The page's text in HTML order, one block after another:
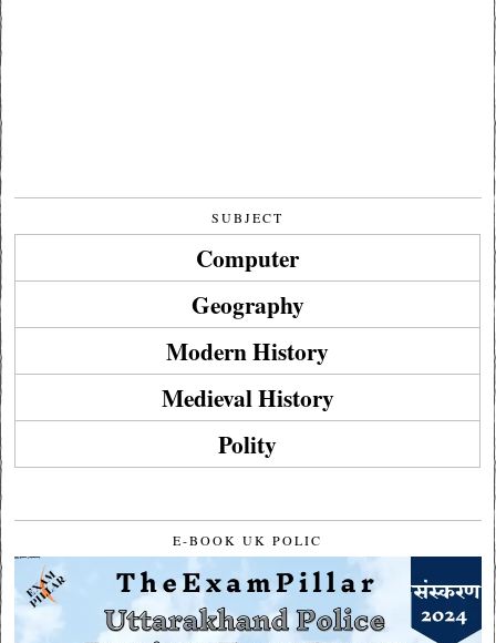
SUBJECT
Computer
Geography
Modern History
Medieval History
Polity
E-BOOK UK POLIC